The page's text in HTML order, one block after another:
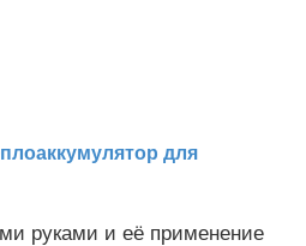
для
руками и её применение